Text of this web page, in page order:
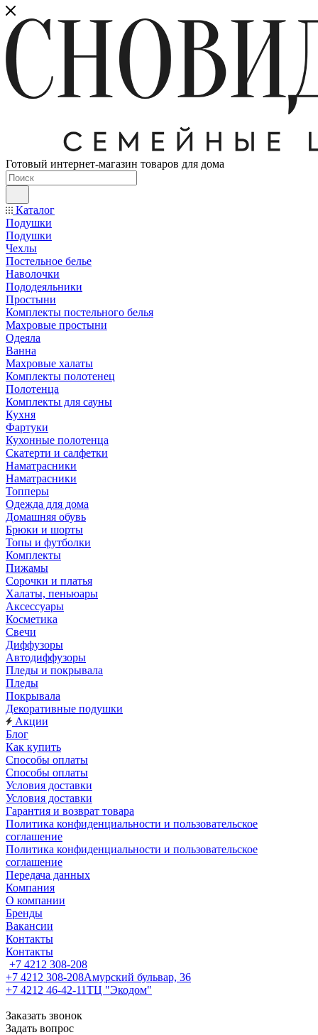
Готовый интернет-магазин товаров для дома
Каталог
Подушки
Подушки
Чехлы
Постельное белье
Наволочки
Пододеяльники
Простыни
Комплекты постельного белья
Махровые простыни
Одеяла
Ванна
Махровые халаты
Комплекты полотенец
Полотенца
Комплекты для сауны
Кухня
Фартуки
Кухонные полотенца
Скатерти и салфетки
Наматрасники
Наматрасники
Топперы
Одежда для дома
Домашняя обувь
Брюки и шорты
Топы и футболки
Комплекты
Пижамы
Сорочки и платья
Халаты, пеньюары
Аксессуары
Косметика
Свечи
Диффузоры
Автодиффузоры
Пледы и покрывала
Пледы
Покрывала
Декоративные подушки
Акции
Блог
Как купить
Способы оплаты
Способы оплаты
Условия доставки
Условия доставки
Гарантия и возврат товара
Политика конфиденциальности и пользовательское
соглашение
Политика конфиденциальности и пользовательское
соглашение
Передача данных
Компания
О компании
Бренды
Вакансии
Контакты
Контакты
+7 4212 308-208
+7 4212 308-208Амурский бульвар, 36
+7 4212 46-42-11ТЦ "Экодом"
Заказать звонок
Задать вопрос